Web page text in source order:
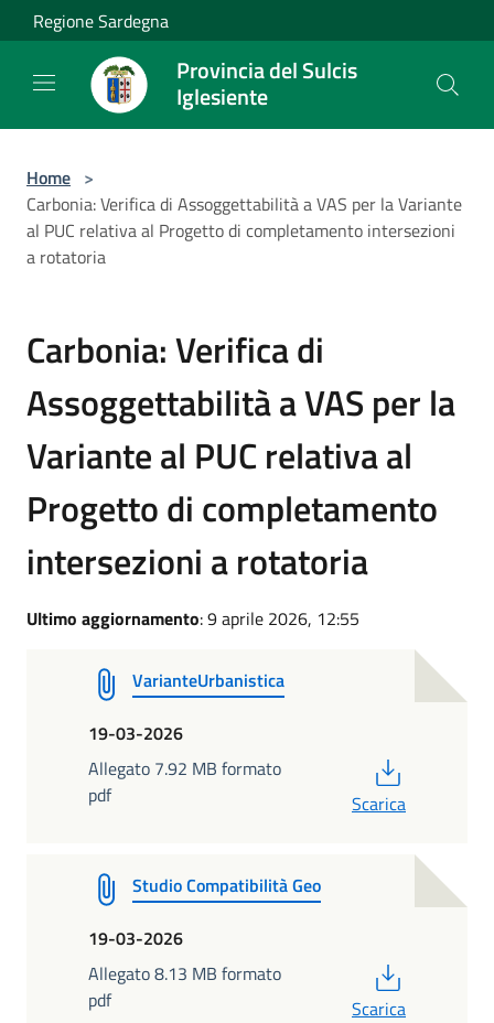
Salta al contenuto principale
Regione Sardegna
Provincia del Sulcis
Iglesiente
Home >
Carbonia: Verifica di Assoggettabilità a VAS per la Variante
al PUC relativa al Progetto di completamento intersezioni
a rotatoria
Carbonia: Verifica di
Assoggettabilità a VAS per la
Variante al PUC relativa al
Progetto di completamento
intersezioni a rotatoria
Ultimo aggiornamento: 9 aprile 2026, 12:55
VarianteUrbanistica
19-03-2026
Allegato 7.92 MB formato
pdf
Scarica
Studio Compatibilità Geo
19-03-2026
Allegato 8.13 MB formato
pdf
Scarica